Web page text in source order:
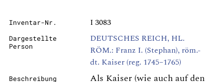
Inventar-Nr. I 3083
Dargestellte
Person
DEUTSCHES REICH, HL.
RÖM.: Franz I. (Stephan), röm.-
dt. Kaiser (reg. 1745–1765)
Beschreibung
Als Kaiser (wie auch auf den